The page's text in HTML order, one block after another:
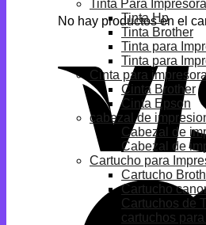
No hay productos en el
Tinta Para Impresora
Tinta Hp
Tinta Brother
Tinta para
Tinta para
Cinta para
Cinta Brother
Cinta Epson
cabezal de
Cabezal de
Cabezal de
Cartucho para
Cartucho
Cartucho
Cartuchos de
cartuchos